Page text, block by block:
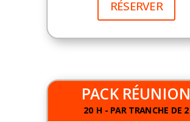
RÉSERVER
PACK RÉUNION
20 H - PAR TRANCHE DE 2